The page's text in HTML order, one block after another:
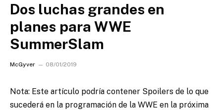
Dos luchas grandes en
planes para WWE
SummerSlam
McGyver 08/01/2019
Nota: Este artículo podría contener Spoilers de lo que
sucederá en la programación de la WWE en la próxima